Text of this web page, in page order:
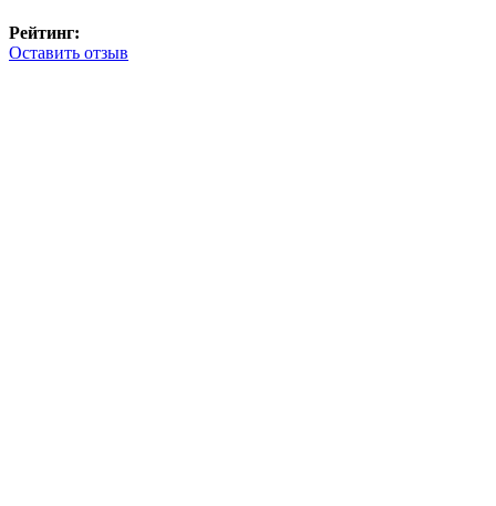
Рейтинг:
Оставить отзыв